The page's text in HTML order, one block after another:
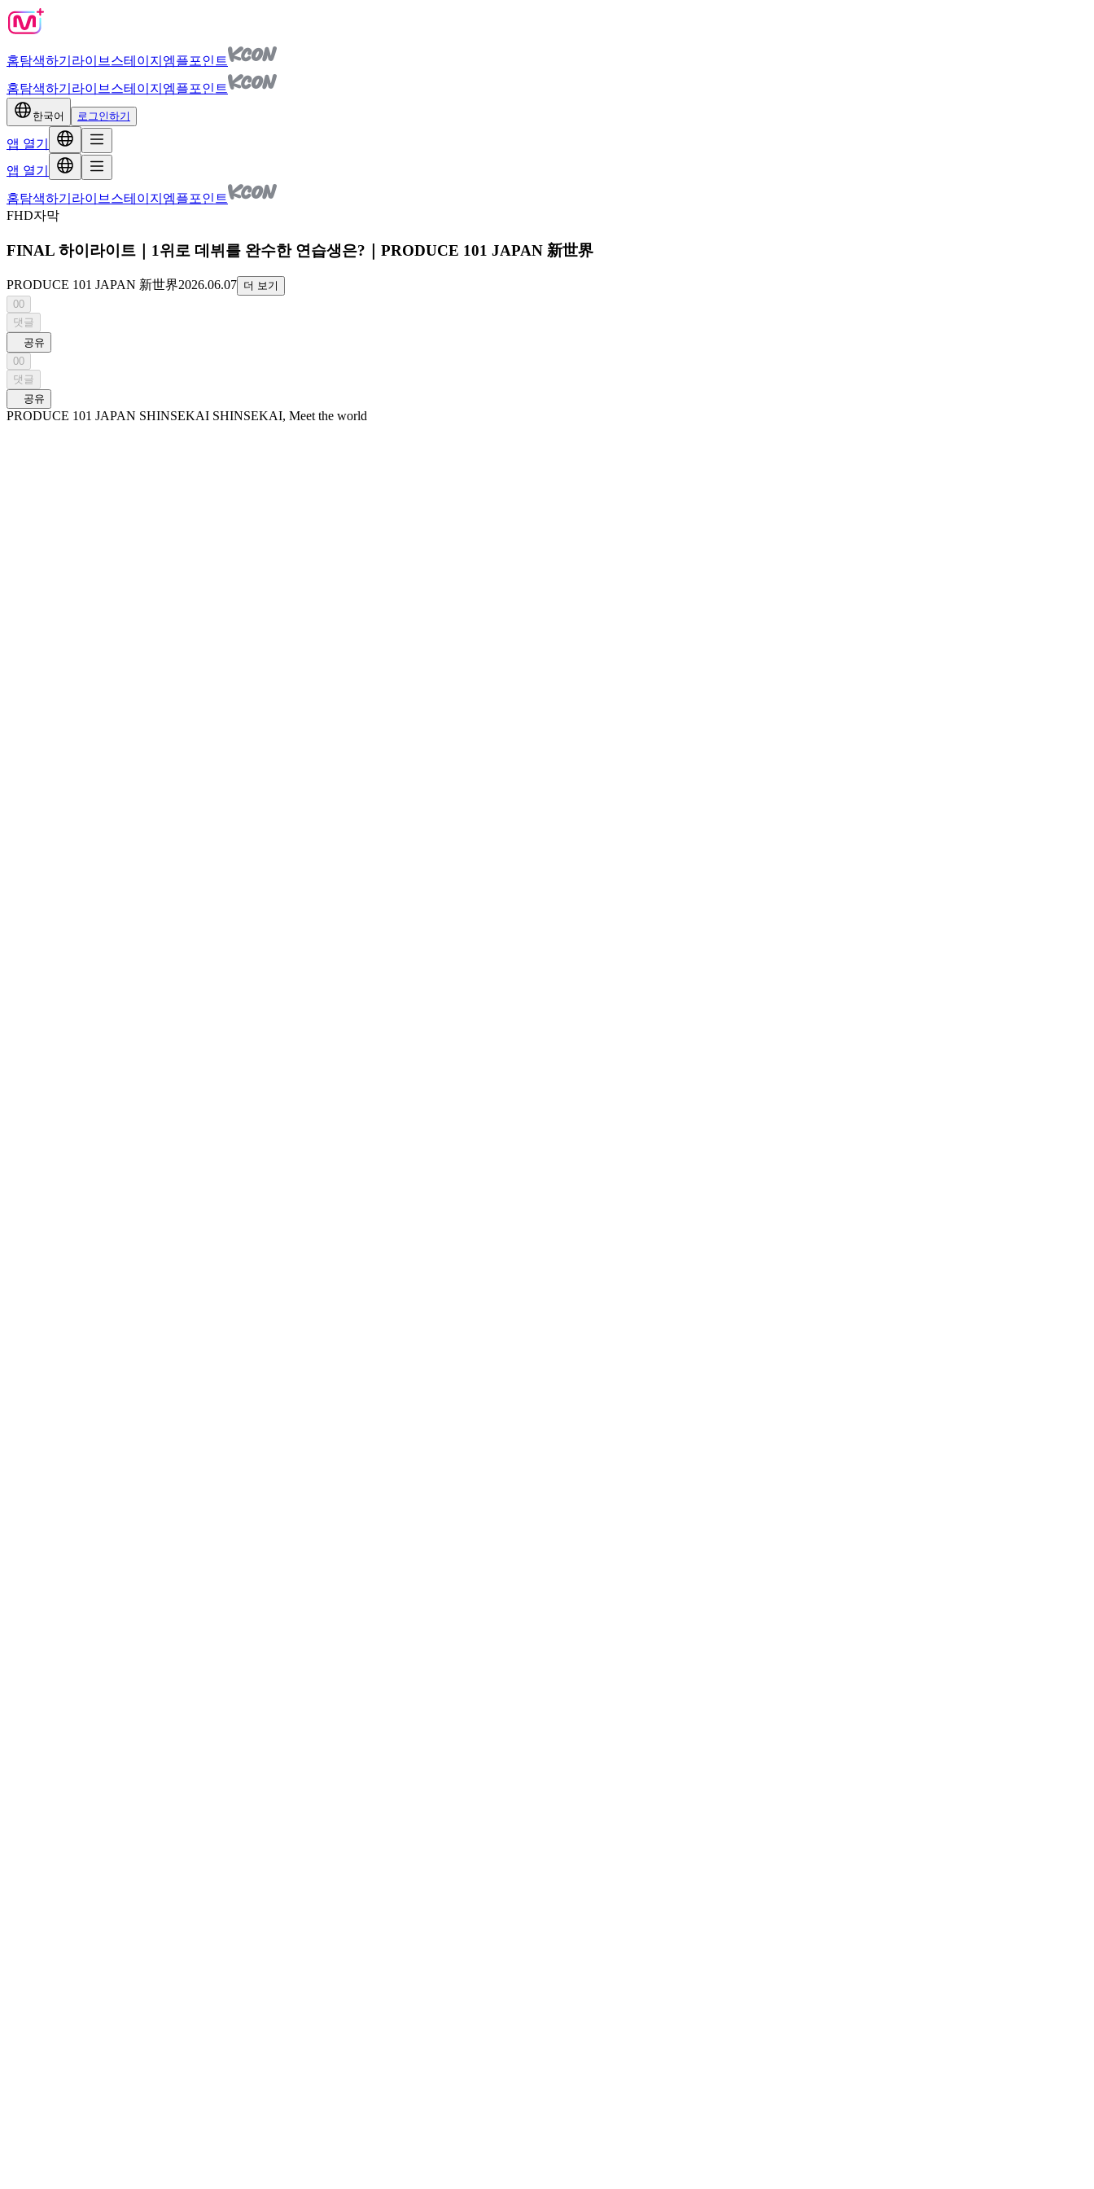
홈탐색하기 라이브 스테이지 엠플포인트
홈탐색하기 라이브 스테이지 엠플포인트
한국어 로그인하기
앱 열기
앱 열기
홈탐색하기 라이브 스테이지 엠플포인트
FHD자막
FINAL 하이라이트｜1위로 데뷔를 완수한 연습생은?｜PRODUCE 101 JAPAN 新世界
PRODUCE 101 JAPAN 新世界2026.06.07 더 보기
00
댓글
공유
00
댓글
공유
PRODUCE 101 JAPAN SHINSEKAI SHINSEKAI, Meet the world